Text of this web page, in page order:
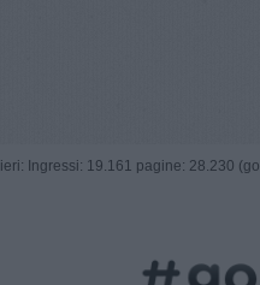
ieri: Ingressi: 19.161 pagine: 28.230